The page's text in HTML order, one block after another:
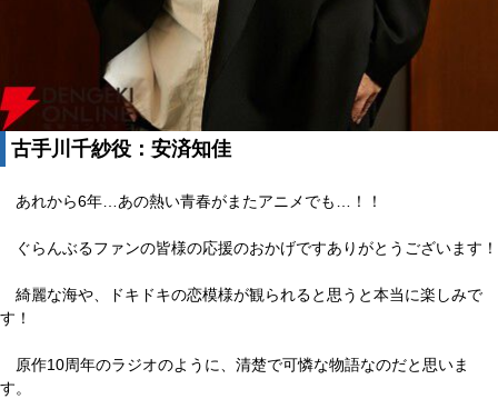
古手川千紗役：安済知佳
あれから6年…あの熱い青春がまたアニメでも…！！
ぐらんぶるファンの皆様の応援のおかげですありがとうございます！
綺麗な海や、ドキドキの恋模様が観られると思うと本当に楽しみで
す！
原作10周年のラジオのように、清楚で可憐な物語なのだと思いま
す。